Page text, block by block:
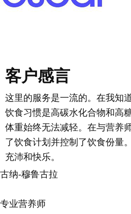
客户感言
这里的服务是一流的。在我知
饮食习惯是高碳水化合物和高
体重始终无法减轻。在与营养
了饮食计划并控制了饮食份量
充沛和快乐。
古纳-穆鲁古拉
专业营养师